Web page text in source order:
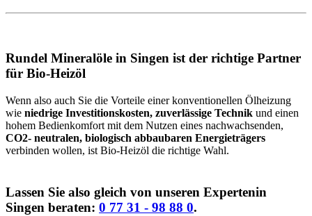
Rundel Mineralöle in Singen ist der richtige Partner
für Bio-Heizöl
Wenn also auch Sie die Vorteile einer konventionellen Ölheizung
wie niedrige Investitionskosten, zuverlässige Technik und einen
hohem Bedienkomfort mit dem Nutzen eines nachwachsenden,
CO2- neutralen, biologisch abbaubaren Energieträgers
verbinden wollen, ist Bio-Heizöl die richtige Wahl.
Lassen Sie also gleich von unseren Expertenin
Singen beraten: 0 77 31 - 98 88 0.